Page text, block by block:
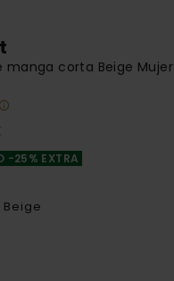
manga corta Beige Mujer
-25% EXTRA
Beige